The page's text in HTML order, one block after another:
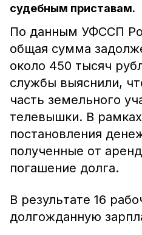
судебным приставам.
По данным УФССП
общая сумма
около 450 тысяч
службы выяснили,
часть земельного
телевышки. В
постановления
полученные от
погашение долга.
В результате 16
долгожданную